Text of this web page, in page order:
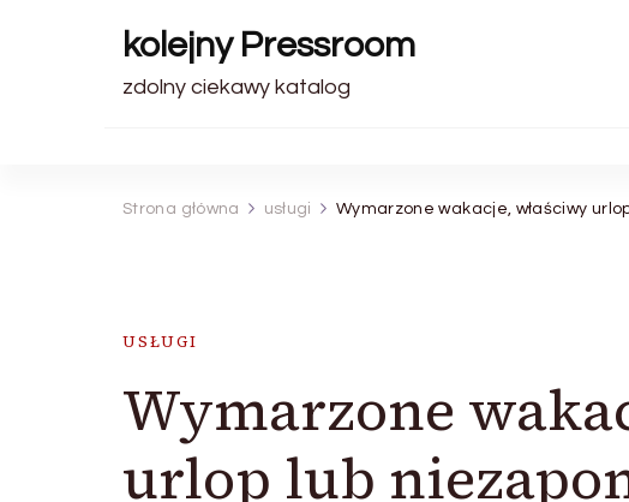
kolejny Pressroom
zdolny ciekawy katalog
Strona główna usługi Wymarzone wakacje, właściwy
USŁUGI
Wymarzone
urlop lub